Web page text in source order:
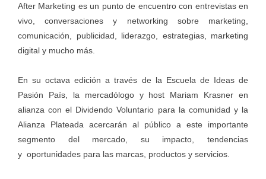
After Marketing es un punto de encuentro con entrevistas en
vivo, conversaciones y networking sobre marketing,
comunicación, publicidad, liderazgo, estrategias, marketing
digital y mucho más.
En su octava edición a través de la Escuela de Ideas de
Pasión País, la mercadólogo y host Mariam Krasner en
alianza con el Dividendo Voluntario para la comunidad y la
Alianza Plateada acercarán al público a este importante
segmento del mercado, su impacto, tendencias
y oportunidades para las marcas, productos y servicios.